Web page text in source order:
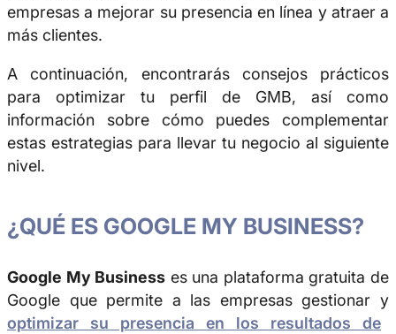
empresas a mejorar su presencia en línea y atraer a
más clientes.
A continuación, encontrarás consejos prácticos
para optimizar tu perfil de GMB, así como
información sobre cómo puedes complementar
estas estrategias para llevar tu negocio al siguiente
nivel.
¿QUÉ ES GOOGLE MY BUSINESS?
Google My Business es una plataforma gratuita de
Google que permite a las empresas gestionar y
optimizar su presencia en los resultados de